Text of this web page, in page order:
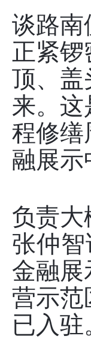
谈路南
正紧锣
顶、盖
来。这
程修缮
融展示
负责大
张仲
金融展
营示范
已入驻